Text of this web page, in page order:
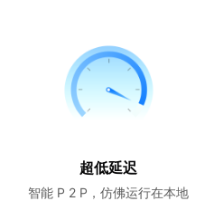
超低延迟
智能 P 2 P，仿佛运行在本地